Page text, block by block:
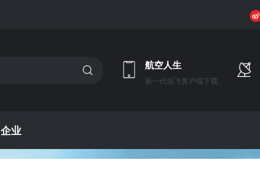
航空人生
新一代连飞客户端下载
企业